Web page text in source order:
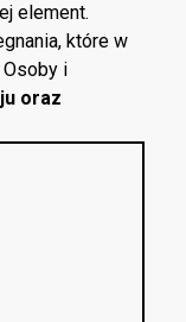
element.
które w
Osoby i
oraz